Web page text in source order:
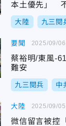
本土優先」
大陸 九三閱
要聞
蔡裕明/東風-
難安
九三閱兵 中
2025/09/
大陸
微信留言被控
2025/09/